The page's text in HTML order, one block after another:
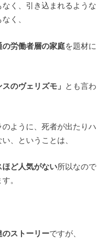
く、引き込まれるような
く、
労働者層の家庭を題材に
のヴェリズモ」 とも言わ
ように、死者が出たりハ
、ということは、
ど人気がない所以なので
。
のストーリーですが、